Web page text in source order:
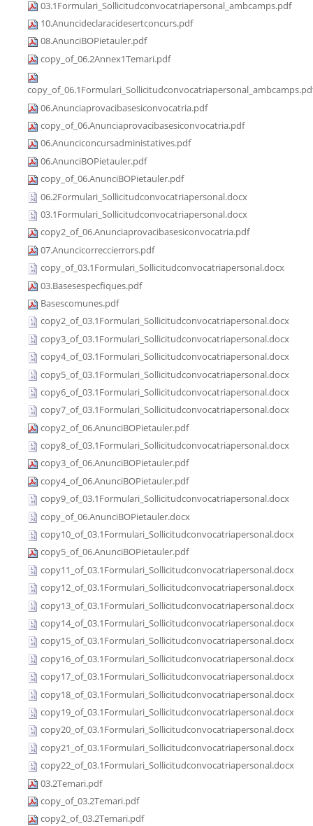
03.1Formulari_Sollicitudconvocatriapersonal_ambcamps.pdf
10.Anuncideclaracidesertconcurs.pdf
08.AnunciBOPietauler.pdf
copy_of_06.2Annex1Temari.pdf
06.Anunciaprovacibasesiconvocatria.pdf
copy_of_06.Anunciaprovacibasesiconvocatria.pdf
06.Anunciconcursadministatives.pdf
06.AnunciBOPietauler.pdf
copy_of_06.AnunciBOPietauler.pdf
06.2Formulari_Sollicitudconvocatriapersonal.docx
03.1Formulari_Sollicitudconvocatriapersonal.docx
copy2_of_06.Anunciaprovacibasesiconvocatria.pdf
07.Anuncicorreccierrors.pdf
copy_of_03.1Formulari_Sollicitudconvocatriapersonal.docx
03.Basesespecfiques.pdf
Basescomunes.pdf
copy2_of_03.1Formulari_Sollicitudconvocatriapersonal.docx
copy3_of_03.1Formulari_Sollicitudconvocatriapersonal.docx
copy4_of_03.1Formulari_Sollicitudconvocatriapersonal.docx
copy5_of_03.1Formulari_Sollicitudconvocatriapersonal.docx
copy6_of_03.1Formulari_Sollicitudconvocatriapersonal.docx
copy7_of_03.1Formulari_Sollicitudconvocatriapersonal.docx
copy2_of_06.AnunciBOPietauler.pdf
copy8_of_03.1Formulari_Sollicitudconvocatriapersonal.docx
copy3_of_06.AnunciBOPietauler.pdf
copy4_of_06.AnunciBOPietauler.pdf
copy9_of_03.1Formulari_Sollicitudconvocatriapersonal.docx
copy_of_06.AnunciBOPietauler.docx
copy10_of_03.1Formulari_Sollicitudconvocatriapersonal.docx
copy5_of_06.AnunciBOPietauler.pdf
copy11_of_03.1Formulari_Sollicitudconvocatriapersonal.docx
copy12_of_03.1Formulari_Sollicitudconvocatriapersonal.docx
copy13_of_03.1Formulari_Sollicitudconvocatriapersonal.docx
copy14_of_03.1Formulari_Sollicitudconvocatriapersonal.docx
copy15_of_03.1Formulari_Sollicitudconvocatriapersonal.docx
copy16_of_03.1Formulari_Sollicitudconvocatriapersonal.docx
copy17_of_03.1Formulari_Sollicitudconvocatriapersonal.docx
copy18_of_03.1Formulari_Sollicitudconvocatriapersonal.docx
copy19_of_03.1Formulari_Sollicitudconvocatriapersonal.docx
copy20_of_03.1Formulari_Sollicitudconvocatriapersonal.docx
copy21_of_03.1Formulari_Sollicitudconvocatriapersonal.docx
copy22_of_03.1Formulari_Sollicitudconvocatriapersonal.docx
03.2Temari.pdf
copy_of_03.2Temari.pdf
copy2_of_03.2Temari.pdf